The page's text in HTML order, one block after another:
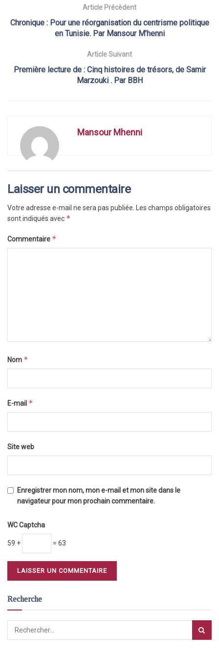
Article Précèdent
Chronique : Pour une réorganisation du centrisme politique
en Tunisie. Par Mansour M’henni
Article Suivant
Première lecture de : Cinq histoires de trésors, de Samir
Marzouki . Par BBH
Mansour Mhenni
Laisser un commentaire
Votre adresse e-mail ne sera pas publiée.
Les champs obligatoires
sont indiqués avec *
Commentaire *
Nom *
E-mail *
Site web
Enregistrer mon nom, mon e-mail et mon site dans le
navigateur pour mon prochain commentaire.
WC Captcha
59 + = 63
Recherche